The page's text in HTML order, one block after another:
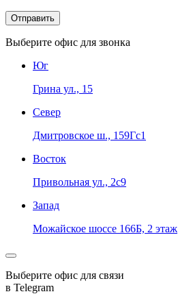
Выберите офис для звонка
Юг
Грина ул., 15
Север
Дмитровское ш., 159Гс1
Восток
Привольная ул., 2с9
Запад
Можайское шоссе 166Б, 2 этаж
Выберите офис для связи
в Telegram